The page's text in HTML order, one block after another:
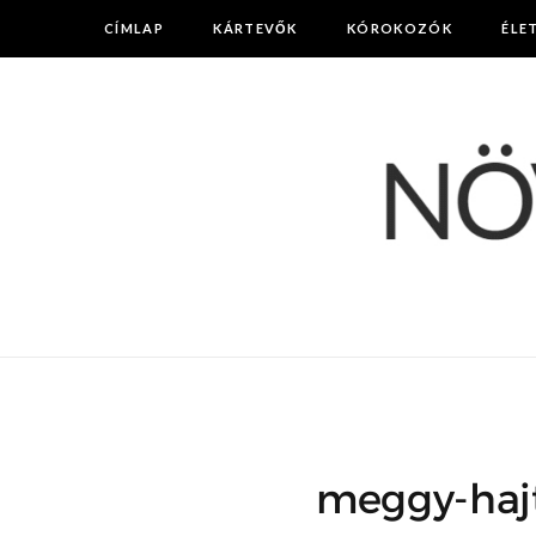
CÍMLAP KÁRTEVŐK KÓROKOZÓK
meggy-